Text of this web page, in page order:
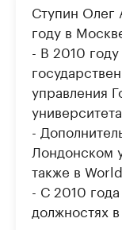
Ступин Олег
году в
- В 2010 году
управления
-
Лондонском
также в
- С 2010
должностях